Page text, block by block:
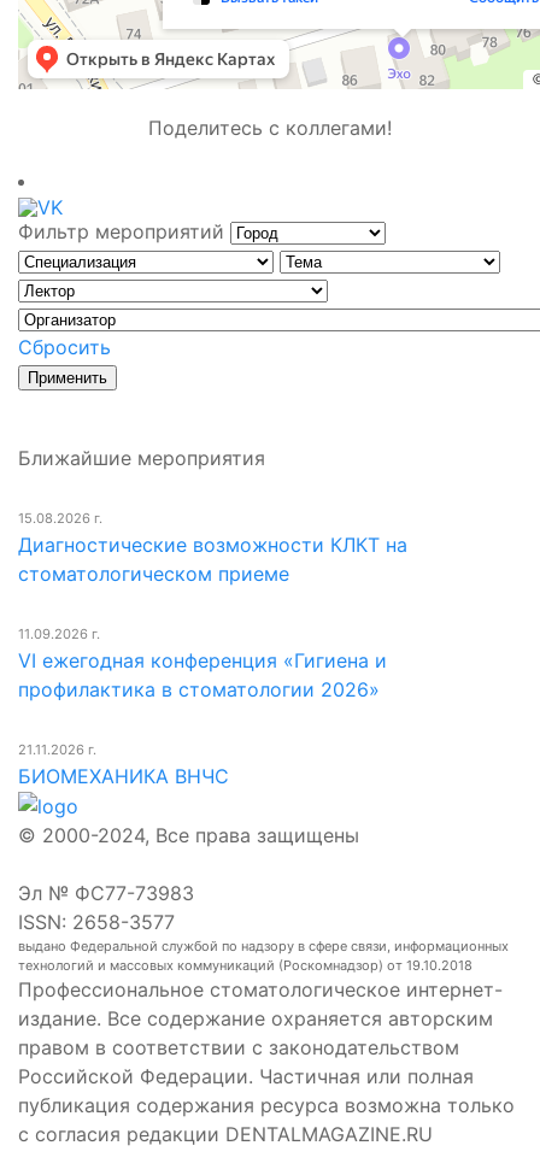
Поделитесь с коллегами!
Фильтр мероприятий
Сбросить
Ближайшие мероприятия
15.08.2026 г.
Диагностические возможности КЛКТ на
стоматологическом приеме
11.09.2026 г.
VI ежегодная конференция «Гигиена и
профилактика в стоматологии 2026»
21.11.2026 г.
БИОМЕХАНИКА ВНЧС
© 2000-2024, Все права защищены
Эл № ФС77-73983
ISSN: 2658-3577
выдано Федеральной службой по надзору в сфере связи, информационных
технологий и массовых коммуникаций (Роскомнадзор) от 19.10.2018
Профессиональное стоматологическое интернет-
издание. Все содержание охраняется авторским
правом в соответствии с законодательством
Российской Федерации. Частичная или полная
публикация содержания ресурса возможна только
с согласия редакции DENTALMAGAZINE.RU